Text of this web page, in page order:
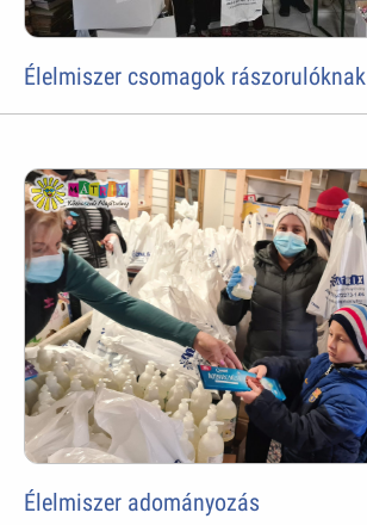
Élelmiszer csomagok rászorulóknak
Élelmiszer adományozás